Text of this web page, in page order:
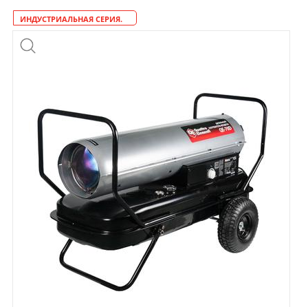
ИНДУСТРИАЛЬНАЯ СЕРИЯ.